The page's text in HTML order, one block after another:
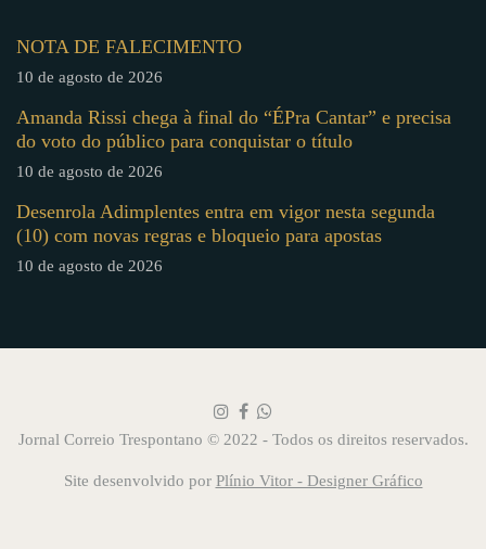
NOTA DE FALECIMENTO
10 de agosto de 2026
Amanda Rissi chega à final do “ÉPra Cantar” e precisa
do voto do público para conquistar o título
10 de agosto de 2026
Desenrola Adimplentes entra em vigor nesta segunda
(10) com novas regras e bloqueio para apostas
10 de agosto de 2026
Jornal Correio Trespontano © 2022 - Todos os direitos reservados.
Site desenvolvido por Plínio Vitor - Designer Gráfico